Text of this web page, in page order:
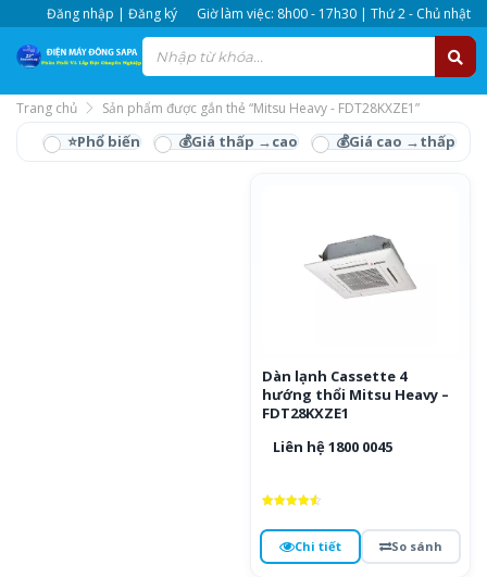
Đăng nhập | Đăng ký Giờ làm việc: 8h00 - 17h30 | Thứ 2 - Chủ nhật
Trang chủ Sản phẩm được gắn thẻ “Mitsu Heavy - FDT28KXZE1”
Mitsu Heavy -
Dàn lạnh Cassette 4
hướng thổi Mitsu Heavy –
FDT28KXZE1
Liên hệ 1800 0045
5 saoChi tiết So sánh